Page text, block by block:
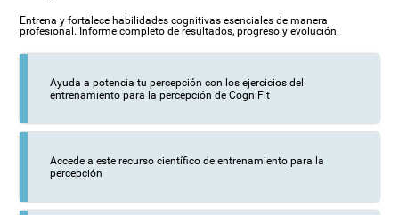
Entrena y fortalece habilidades cognitivas esenciales de manera
profesional. Informe completo de resultados, progreso y evolución.
Ayuda a potencia tu percepción con los ejercicios del
entrenamiento para la percepción de CogniFit
Accede a este recurso científico de entrenamiento para la
percepción